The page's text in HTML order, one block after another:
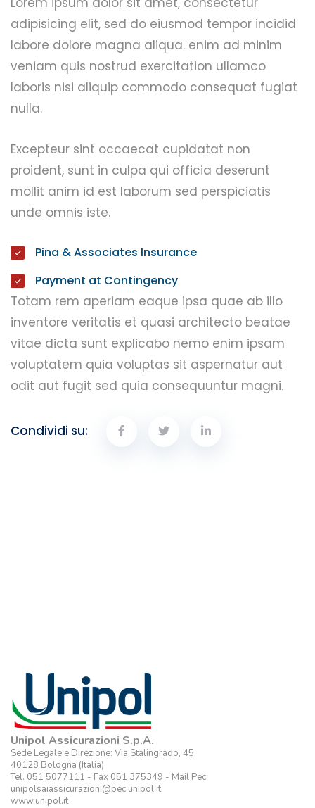
adipisicing elit, sed do eiusmod tempor incidid
labore dolore magna aliqua. enim ad minim
veniam quis nostrud exercitation ullamco
laboris nisi aliquip commodo consequat fugiat
nulla.
Excepteur sint occaecat cupidatat non
proident, sunt in culpa qui officia deserunt
mollit anim id est laborum sed perspiciatis
unde omnis iste.
Pina & Associates Insurance
Payment at Contingency
Totam rem aperiam eaque ipsa quae ab illo
inventore veritatis et quasi architecto beatae
vitae dicta sunt explicabo nemo enim ipsam
voluptatem quia voluptas sit aspernatur aut
odit aut fugit sed quia consequuntur magni.
Condividi su:
Unipol Assicurazioni S.p.A.
Sede Legale e Direzione: Via Stalingrado, 45
40128 Bologna (Italia)
Tel. 051 5077111 - Fax 051 375349 - Mail Pec:
unipolsaiassicurazioni@pec.unipol.it
www.unipol.it